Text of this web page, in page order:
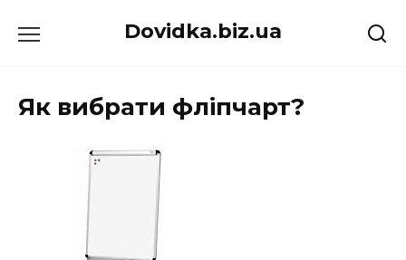
до
Dovidka.biz.ua
Як вибрати фліпчарт?